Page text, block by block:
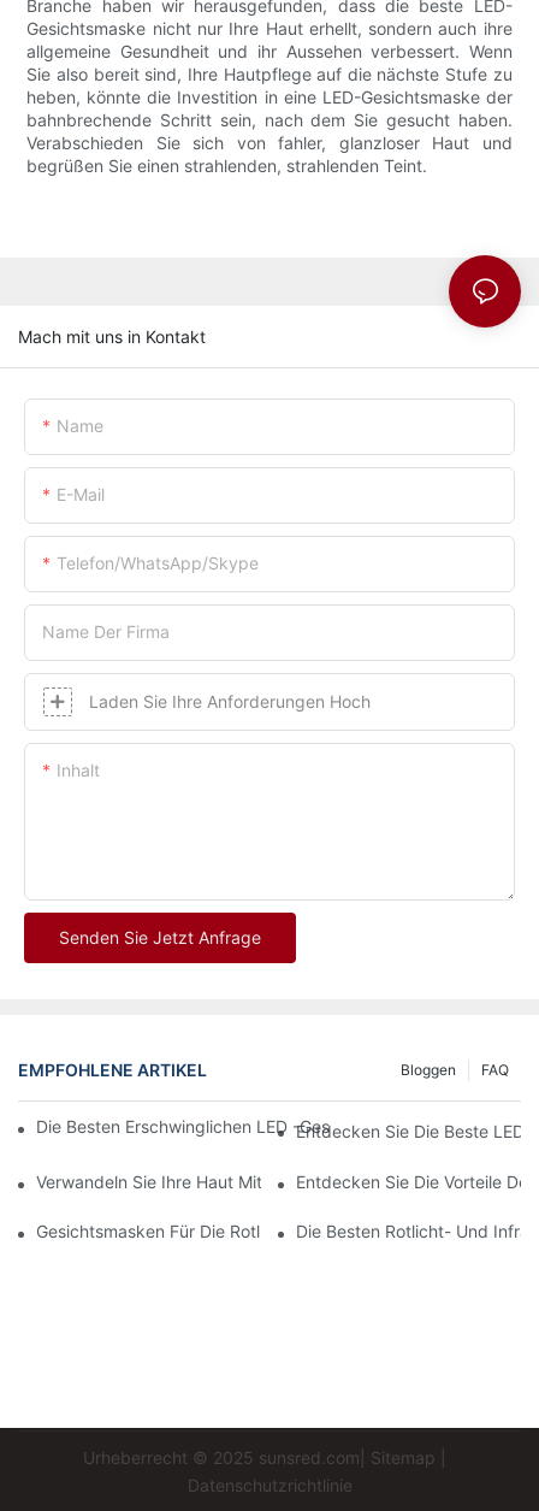
Branche haben wir herausgefunden, dass die beste LED-
Gesichtsmaske nicht nur Ihre Haut erhellt, sondern auch ihre
allgemeine Gesundheit und ihr Aussehen verbessert. Wenn
Sie also bereit sind, Ihre Hautpflege auf die nächste Stufe zu
heben, könnte die Investition in eine LED-Gesichtsmaske der
bahnbrechende Schritt sein, nach dem Sie gesucht haben.
Verabschieden Sie sich von fahler, glanzloser Haut und
begrüßen Sie einen strahlenden, strahlenden Teint.
Mach mit uns in Kontakt
Name
E-Mail
Telefon/WhatsApp/Skype
Name Der Firma
Laden Sie Ihre Anforderungen Hoch
Inhalt
Senden Sie Jetzt Anfrage
EMPFOHLENE ARTIKEL FAQ
Bloggen
Die Besten Erschwinglichen LED -Gesichtsmasken Für
Entdecken Sie Die Beste
Verwandeln Sie Ihre Haut Mit Der Besten LED-Gesichtsmaske
Entdecken Sie Die Vorteile
Gesichtsmasken Für Die Rotlichttherapie: Ein Umfassender
Die Besten Rotlicht- Und
Urheberrecht © 2025 sunsred.com Sitemap
Datenschutzrichtlinie